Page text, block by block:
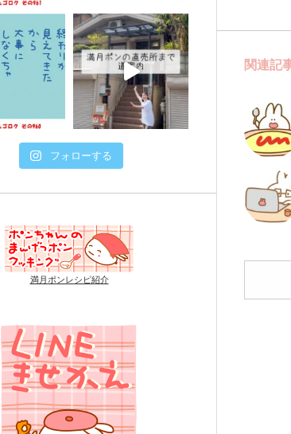
関連記
フォローする
満月ポンレシピ紹介